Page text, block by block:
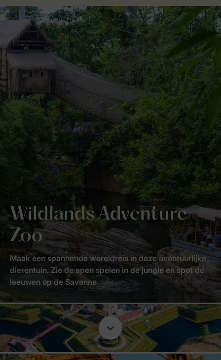
Wildlands Adventure
Zoo
Maak een spannende wereldreis in deze avontuurlijke
dierentuin. Zie de apen spelen in de jungle en spot de
leeuwen op de Savanne.